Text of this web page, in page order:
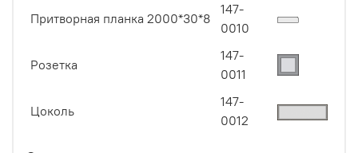
Притворная планка 2000*30*8
147-
0010
Розетка
147-
0011
Цоколь
147-
0012